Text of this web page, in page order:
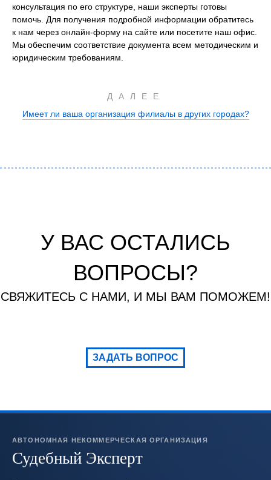
консультация по его структуре, наши эксперты готовы
помочь. Для получения подробной информации обратитесь
к нам через онлайн-форму на сайте или посетите наш офис.
Мы обеспечим соответствие документа всем методическим и
юридическим требованиям.
ДАЛЕЕ
Имеет ли ваша организация филиалы в других городах?
У ВАС ОСТАЛИСЬ
ВОПРОСЫ?
СВЯЖИТЕСЬ С НАМИ, И МЫ ВАМ ПОМОЖЕМ!
ЗАДАТЬ ВОПРОС
АВТОНОМНАЯ НЕКОММЕРЧЕСКАЯ ОРГАНИЗАЦИЯ
Судебный Эксперт